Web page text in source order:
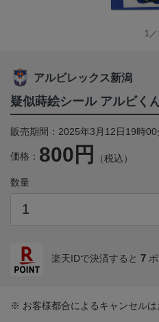
1／
アルビレックス新潟
疑似蒔絵シール アルビく
販売期間：2025年3月12日19時00
価格： 800円 （税込）
数量
楽天IDで決済すると 7
※ お客様都合によるキャンセルは